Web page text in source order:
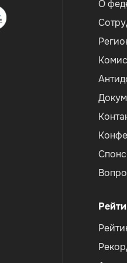
О